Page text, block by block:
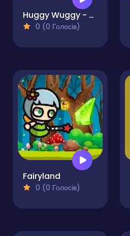
Huggy Wuggy - Guess the right door
0 (0 Голосів)
Fairyland
0 (0 Голосів)